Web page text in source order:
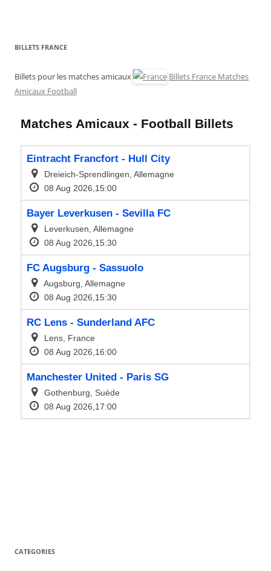
BILLETS FRANCE
Billets pour les matches amicaux
Billets France Matches
Amicaux Football
CATEGORIES